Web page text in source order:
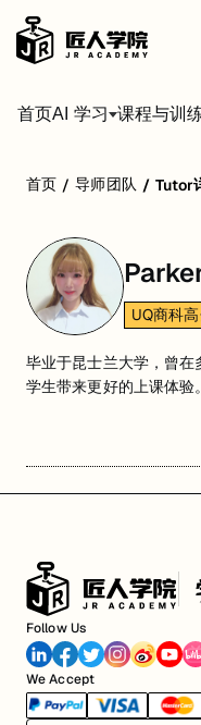
首页AI 学习 课程与训
首页 / 导师团队 / Tutor
UQ商科
毕业于昆士兰大学，曾
学生带来更好的上课体验。
Follow Us
We Accept